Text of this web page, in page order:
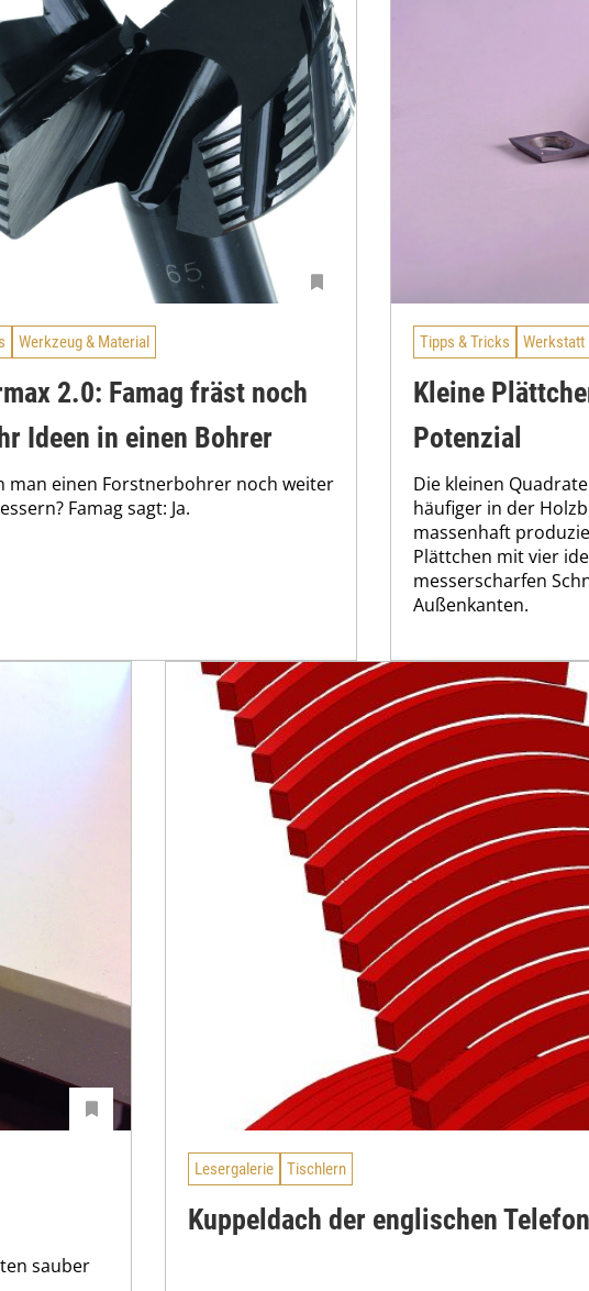
Werkzeug & Material
2.0: Famag fräst noch
Ideen in einen Bohrer
man einen Forstnerbohrer noch weiter
Famag sagt: Ja.
Tipps & Tricks Werkstatt
Kleine
Potenzial
Die kleinen
häufiger in der
massenhaft
Plättchen mit vier
messerscharfen
Außenkanten.
sauber
Lesergalerie Tischlern
Kuppeldach der englischen